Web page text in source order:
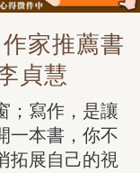
家推薦書
貞慧
；寫作，是讓
一本書，你不
拓展自己的視